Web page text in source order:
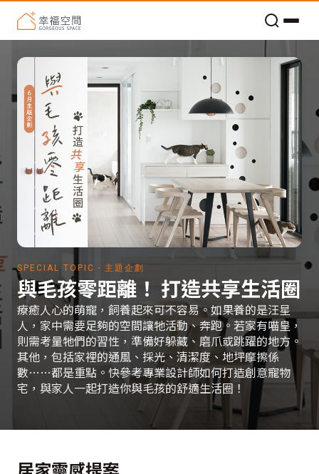
SPECIAL TOPIC・主題企劃
與毛孩零距離！ 打造共享生活圈
療癒人心的萌寵，飼養起來可不容易。如果養的是汪星
人，家中需要足夠的空間讓牠活動、奔跑。若家有喵皇，
則需考量牠們的習性，準備好躲藏、磨爪或跳躍的地方。
其他，包括家裡的通風、採光、清潔度、地坪摩擦係
數……都是重點。快參考專業設計師如何打造創意寵物
宅，與家人一起打造你與毛孩的舒適生活圈！